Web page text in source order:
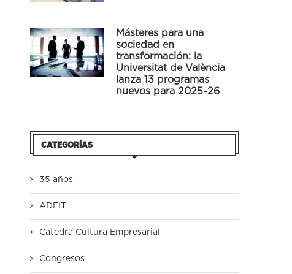
Másteres para una
sociedad en
transformación: la
Universitat de València
lanza 13 programas
nuevos para 2025-26
CATEGORÍAS
35 años
ADEIT
Cátedra Cultura Empresarial
Congresos